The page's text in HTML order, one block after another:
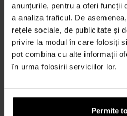
anunțurile, pentru a oferi funcții
a analiza traficul. De
rețele sociale, de publicitate și
privire la modul în care folosiți
pot combina cu alte informații
în urma folosirii serviciilor lor.
Permite
Hodinky Guess W0838L2
Ceasuri - Femei
Expediem până în 07.09.